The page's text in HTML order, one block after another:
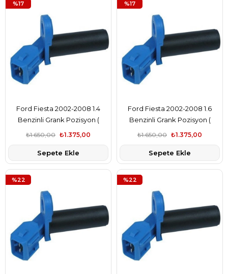
Ford Fiesta 2002-2008 1.4
Benzinli Grank Pozisyon (
Grank Devir) Sensörü Ford
₺1.375,00
₺1.650,00
Sepete Ekle
%17
Ford Fiesta 2002-2008 1.6
Benzinli Grank Pozisyon (
Grank Devir) Sensörü Ford
₺1.375,00
₺1.650,00
Sepete Ekle
%17
%22 %22